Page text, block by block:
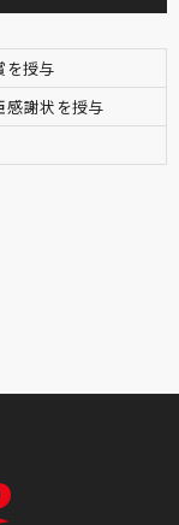
を授与
感謝状を授与